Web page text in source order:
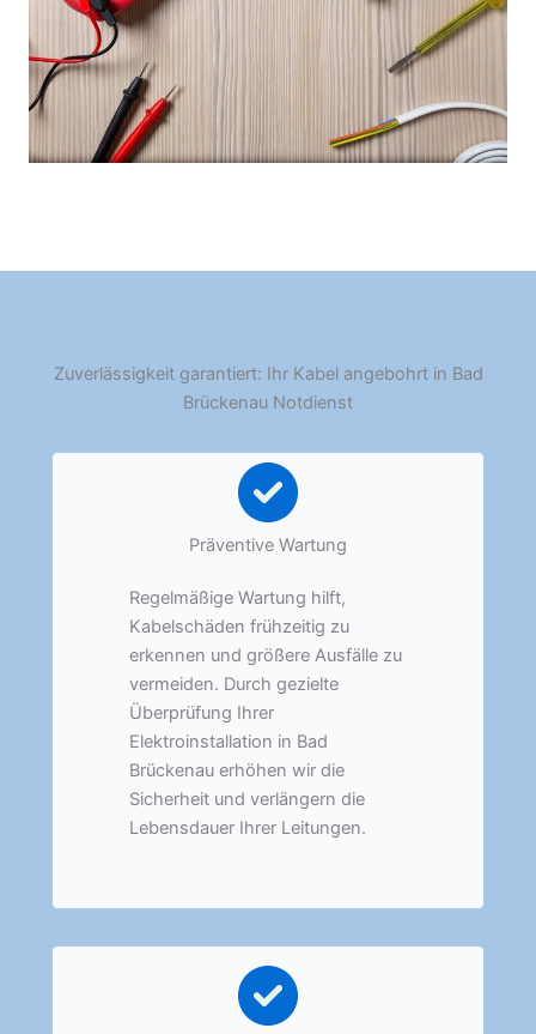
Zuverlässigkeit garantiert: Ihr Kabel angebohrt in Bad
Brückenau Notdienst
Präventive Wartung
Regelmäßige Wartung hilft,
Kabelschäden frühzeitig zu
erkennen und größere Ausfälle zu
vermeiden. Durch gezielte
Überprüfung Ihrer
Elektroinstallation in Bad
Brückenau erhöhen wir die
Sicherheit und verlängern die
Lebensdauer Ihrer Leitungen.